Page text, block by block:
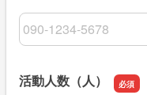
登録店舗等の電話番号
活動人数（人）